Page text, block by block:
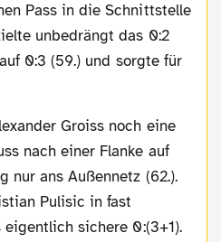
Pass in die Schnittstelle
unbedrängt das 0:2
0:3 (59.) und sorgte für
nach einer Flanke auf
nur ans Außennetz (62.).
Pulisic in fast
sichere 0:(3+1).